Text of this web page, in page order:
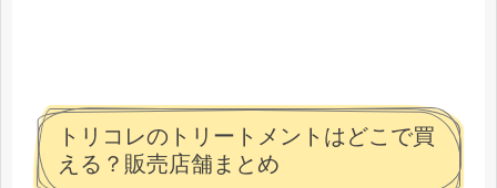
トリコレのトリートメントはどこで買
える？販売店舗まとめ